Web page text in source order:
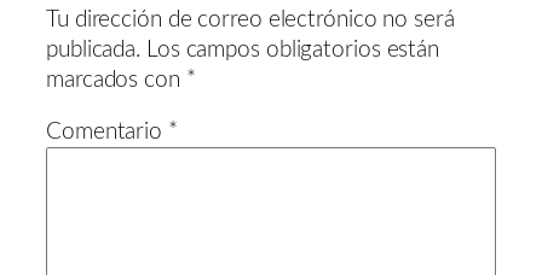
Tu dirección de correo electrónico no será
publicada. Los campos obligatorios están
marcados con *
Comentario *